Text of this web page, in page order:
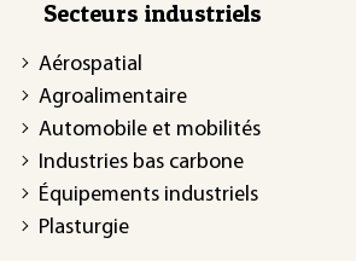
Secteurs industriels
Aérospatial
Agroalimentaire
Automobile et mobilités
Industries bas carbone
Équipements industriels
Plasturgie